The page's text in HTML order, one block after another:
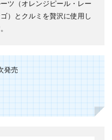
ツ（オレンジピール・レー
）とクルミを贅沢に使用し
発売